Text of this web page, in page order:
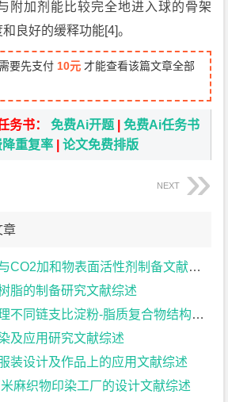
附加剂能比较完全地进入球的骨架
良好的缓释功能[4]。
要先支付 10元 才能查看该篇文章全部
务书：免费Ai开题 |免费Ai任务书
降重复率 |论文免费排版
NEXT
章
CO2加和物表面活性剂制备文献综述
脂的制备研究文献综述
支比淀粉-脂质复合物结构和性能的影响文献综述
及应用研究文献综述
装设计及作品上的应用文献综述
麻织物印染工厂的设计文献综述